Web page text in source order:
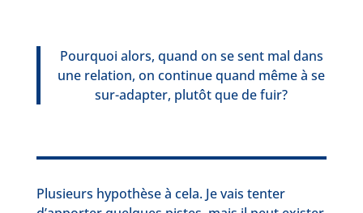
Pourquoi alors, quand on se sent mal dans
une relation, on continue quand même à se
sur-adapter, plutôt que de fuir?
Plusieurs hypothèse à cela. Je vais tenter